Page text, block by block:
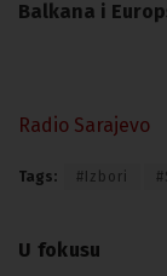
Balkana i
Radio Sarajevo
Tags: #Izbori
U fokusu